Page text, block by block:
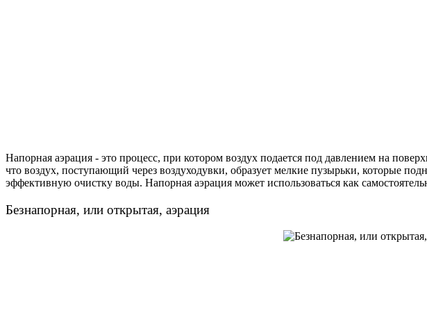
Напорная аэрация - это процесс, при котором воздух подается под давлением на
что воздух, поступающий через воздуходувки, образует мелкие пузырьки, которые
эффективную очистку воды. Напорная аэрация может использоваться как
Безнапорная, или открытая, аэрация